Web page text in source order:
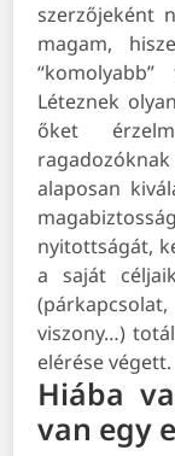
szerzőjeként
magam,
Léteznek
őket
alaposan
nyitottságát,
a saját
viszony…)
elérése végett.
Hiába
van egy